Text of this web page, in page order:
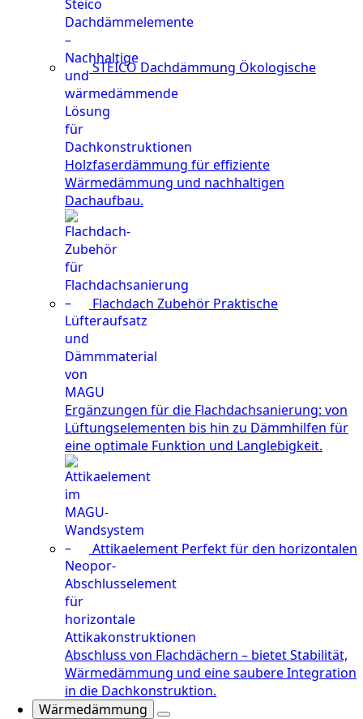
STEICO Dachdämmung Ökologische
Holzfaserdämmung für effiziente
Wärmedämmung und nachhaltigen
Dachaufbau.
Flachdach Zubehör Praktische
Ergänzungen für die Flachdachsanierung: von
Lüftungselementen bis hin zu Dämmhilfen für
eine optimale Funktion und Langlebigkeit.
Attikaelement Perfekt für den horizontalen
Abschluss von Flachdächern – bietet Stabilität,
Wärmedämmung und eine saubere Integration
in die Dachkonstruktion.
Wärmedämmung